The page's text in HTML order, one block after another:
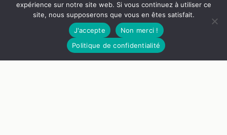
expérience sur notre site web. Si vous continuez à utiliser ce
site, nous supposerons que vous en êtes satisfait.
J'accepte
Non merci !
Politique de confidentialité